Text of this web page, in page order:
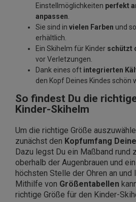
Einstellmöglichkeiten perfekt
anpassen
Sie sind in vielen Farben und
erhältlich.
Ein Skihelm für Kinder schützt
vor Verletzungen.
Dank eines oft integrierten
den Kopf Deines Kindes schön
So findest Du die
Kinder-Skihelm
Um die richtige Größe
zunächst den Kopfumfang
Dazu legst Du ein Maßband rund
oberhalb der Augenbrauen und
höchsten Stelle der Ohren an und
Mithilfe von Größentabellen
richtige Größe für den Kinder-